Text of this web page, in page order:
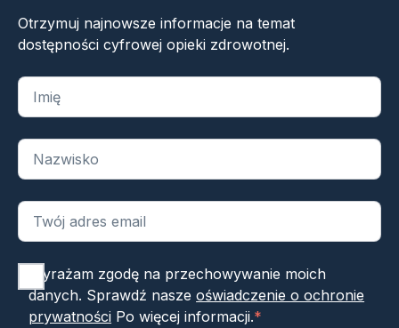
Otrzymuj najnowsze informacje na temat
dostępności cyfrowej opieki zdrowotnej.
„*” oznacza wymagane pola
Wyrażam zgodę na przechowywanie moich
danych. Sprawdź naszeoświadczenie o ochronie
prywatności Po więcej informacji.*